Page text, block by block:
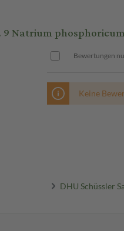
Natrium
Bewertungen
Keine
DHU Schüssler